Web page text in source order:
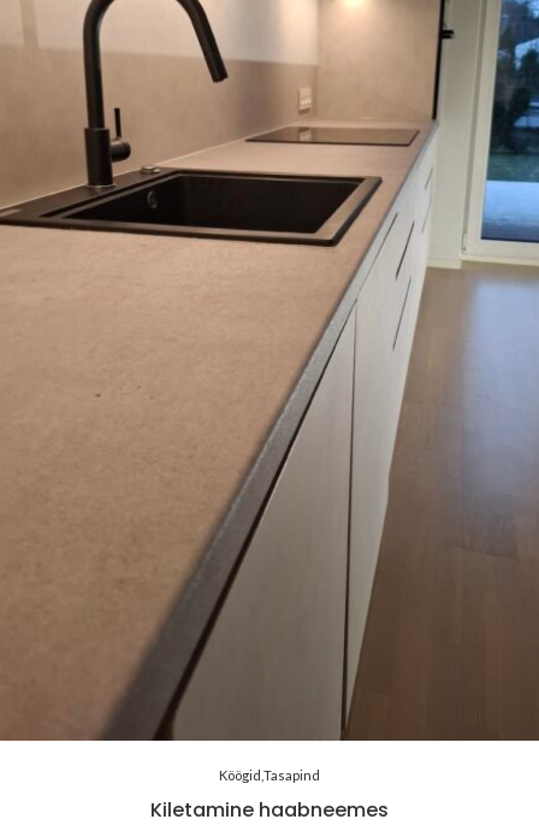
Köögid Tasapind
Kiletamine haabneemes